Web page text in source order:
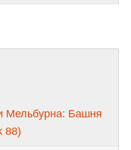
Мельбурна: Башня
88)